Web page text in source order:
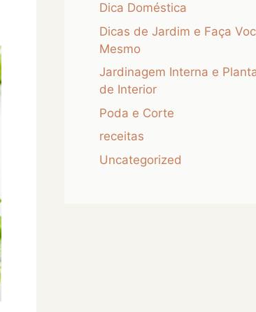
Dica Doméstica
Dicas de Jardim e Faça
Mesmo
Jardinagem Interna e
de Interior
Poda e Corte
receitas
Uncategorized